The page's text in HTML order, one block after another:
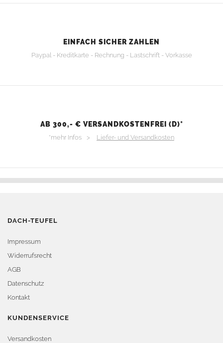
EINFACH SICHER ZAHLEN
Paypal - Kreditkarte - Rechnung - Lastschrift - Vorkasse
AB 300,- € VERSANDKOSTENFREI (D)*
*mehr Infos > Liefer- und Versandkosten
DACH-TEUFEL
Impressum
Widerrufsrecht
AGB
Datenschutz
Kontakt
KUNDENSERVICE
Versandkosten